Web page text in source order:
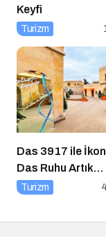
Keyfi
Turizm
Das 3917 ile
Das Ruhu Artık
Kapadokya’da
Turizm